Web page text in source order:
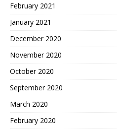
February 2021
January 2021
December 2020
November 2020
October 2020
September 2020
March 2020
February 2020